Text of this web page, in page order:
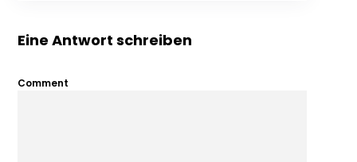
Eine Antwort schreiben
Comment